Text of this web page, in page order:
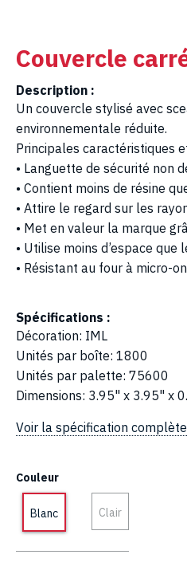
Couvercle
Description :
Un couvercle stylisé avec
environnementale réduite.
Principales caractéristiques
• Languette de sécurité non
• Contient moins de résine
• Attire le regard sur les
• Met en valeur la marque
• Utilise moins d’espace
• Résistant au four à micro-
Spécifications :
Décoration: IML
Unités par boîte: 1800
Unités par palette: 75600
Dimensions: 3.95" x 3.95" x
Voir la spécification complète
Couleur
Blanc Clair